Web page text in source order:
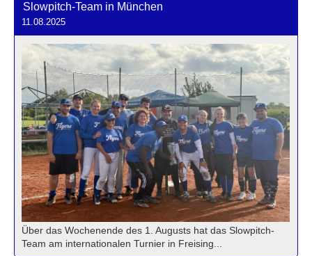
Slowpitch-Team in München
11.08.2025
Über das Wochenende des 1. Augusts hat das Slowpitch-
Team am internationalen Turnier in Freising...